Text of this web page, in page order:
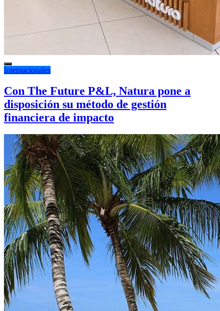
Internacionales
Con The Future P&L, Natura pone a
disposición su método de gestión
financiera de impacto